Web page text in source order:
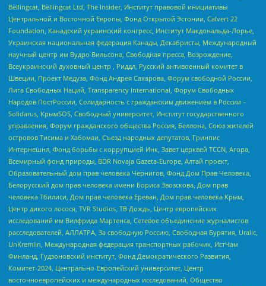
Bellingcat, Bellingcat Ltd, The Insider, Институт правовой инициативы
Центральной и Восточной Европы, Фонд Открытой Эстонии, Calvert 22
Foundation, Канадский украинский конгресс, Институт Макдональда-Лорье,
Украинская национальная федерация Канады, Декабристы, Международный
научный центр им Вудро Вильсона, Свободная пресса, Возрождение,
Всеукраинский духовный центр , Риддл, Русский антивоенный комитет в
Швеции, Проект Медуза, Фонд Андрея Сахарова, Форум свободной России,
Лига Свободных Наций, Transparеncy International, Форум Свободных
Народов ПостРоссии, Солидарность с гражданским движением в России –
Solidarus, КрымSOS, Свободный университет, Институт государственного
управления, Форум гражданского общества Россия, Беллона, Союз жителей
островов Тисима и Хабомаи, Съезд народных депутатов, Гринпис
Интернешнл, Фонд борьбы с коррупцией Инк, Завет церквей TCCN, Агора,
Всемирный фонд природы, BDR Novaja Gazeta-Europe, Алтай проект,
Образовательный дом прав человека Чернигов, Фонд Дом Прав Человека,
Белорусский дом прав человека имени Бориса Звозскова, Дом прав
человека Тбилиси, Дом прав человека Ереван, Дом прав человека Крым,
Центр дикого лосося, TVR Studios, ТВ Дождь, Центр европейских
исследований им Вилфрида Мартенса, Сетевое объединение журналистов
расследователей, АЛЛАТРА, За свободную Россию, Свободная Бурятия, Uralic,
UnKremlin, Международная федерация транспортных рабочих, ИстЧам
Финланд, Гудзоновский институт, Фонд Демократического Развития,
Комитет-2024, Центрально-Европейский университет, Центр
восточноевропейских и международных исследований, Общество